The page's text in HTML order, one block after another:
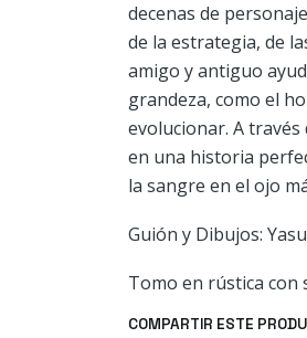
decenas de
de la estrategia, de
amigo y antiguo
grandeza, como el
evolucionar. A través
en una historia
la sangre en el ojo
Guión y Dibujos:
Tomo en rústica con
COMPARTIR ESTE